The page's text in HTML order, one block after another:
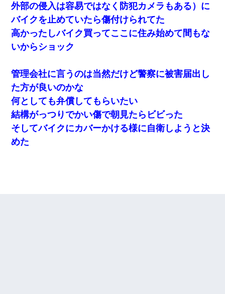
外部の侵入は容易ではなく防犯カメラもある）に
バイクを止めていたら傷付けられてた
高かったしバイク買ってここに住み始めて間もな
いからショック
管理会社に言うのは当然だけど警察に被害届出し
た方が良いのかな
何としても弁償してもらいたい
結構がっつりでかい傷で朝見たらビビった
そしてバイクにカバーかける様に自衛しようと決
めた